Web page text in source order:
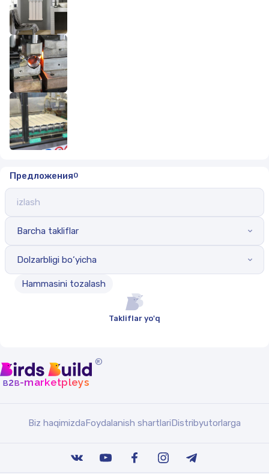
Предложения0
Barcha takliflar
Dolzarbligi bo‘yicha
Hammasini tozalash
Takliflar yo'q
®
b2b-marketpleys
Biz haqimizda Foydalanish shartlari Distribyutorlarga